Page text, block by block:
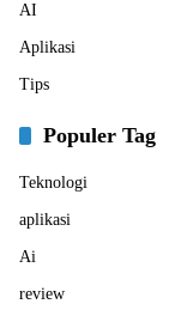
AI
Aplikasi
Tips
Populer Tag
Teknologi
aplikasi
Ai
review